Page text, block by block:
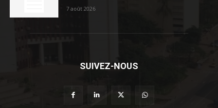
7 août 2026
SUIVEZ-NOUS